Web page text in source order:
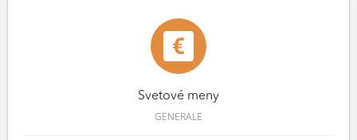
Svetové meny
GENERALE